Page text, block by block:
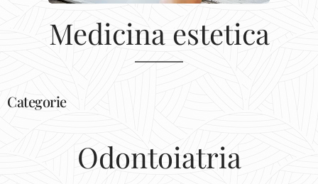
Medicina estetica
Categorie
Odontoiatria